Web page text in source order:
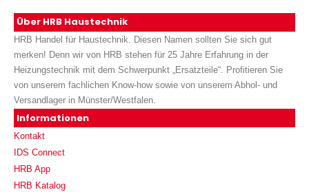
Über HRB Haustechnik
HRB Handel für Haustechnik. Diesen Namen sollten Sie sich gut
merken! Denn wir von HRB stehen für 25 Jahre Erfahrung in der
Heizungstechnik mit dem Schwerpunkt „Ersatzteile“. Profitieren Sie
von unserem fachlichen Know-how sowie von unserem Abhol- und
Versandlager in Münster/Westfalen.
Informationen
Kontakt
IDS Connect
HRB App
HRB Katalog